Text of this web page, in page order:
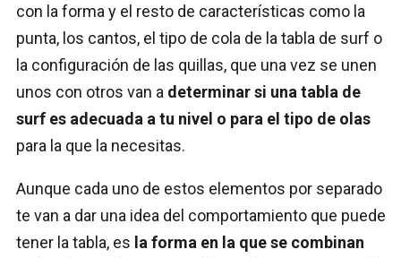
con la forma y el resto de características como la
punta, los cantos, el tipo de cola de la tabla de surf o
la configuración de las quillas, que una vez se unen
unos con otros van a determinar si una tabla de
surf es adecuada a tu nivel o para el tipo de olas
para la que la necesitas.
Aunque cada uno de estos elementos por separado
te van a dar una idea del comportamiento que puede
tener la tabla, es la forma en la que se combinan